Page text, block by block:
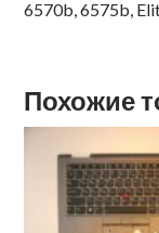
6570b, 6575b,
Похожие